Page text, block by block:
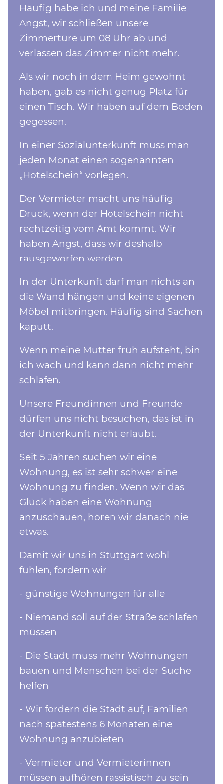
Häufig habe ich und meine Familie
Angst, wir schließen unsere
Zimmertüre um 08 Uhr ab und
verlassen das Zimmer nicht mehr.
Als wir noch in dem Heim gewohnt
haben, gab es nicht genug Platz für
einen Tisch. Wir haben auf dem Boden
gegessen.
In einer Sozialunterkunft muss man
jeden Monat einen sogenannten
„Hotelschein“ vorlegen.
Der Vermieter macht uns häufig
Druck, wenn der Hotelschein nicht
rechtzeitig vom Amt kommt. Wir
haben Angst, dass wir deshalb
rausgeworfen werden.
In der Unterkunft darf man nichts an
die Wand hängen und keine eigenen
Möbel mitbringen. Häufig sind Sachen
kaputt.
Wenn meine Mutter früh aufsteht, bin
ich wach und kann dann nicht mehr
schlafen.
Unsere Freundinnen und Freunde
dürfen uns nicht besuchen, das ist in
der Unterkunft nicht erlaubt.
Seit 5 Jahren suchen wir eine
Wohnung, es ist sehr schwer eine
Wohnung zu finden. Wenn wir das
Glück haben eine Wohnung
anzuschauen, hören wir danach nie
etwas.
Damit wir uns in Stuttgart wohl
fühlen, fordern wir
- günstige Wohnungen für alle
- Niemand soll auf der Straße schlafen
müssen
- Die Stadt muss mehr Wohnungen
bauen und Menschen bei der Suche
helfen
- Wir fordern die Stadt auf, Familien
nach spätestens 6 Monaten eine
Wohnung anzubieten
- Vermieter und Vermieterinnen
müssen aufhören rassistisch zu sein